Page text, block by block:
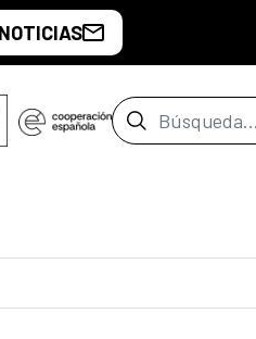
Barra de